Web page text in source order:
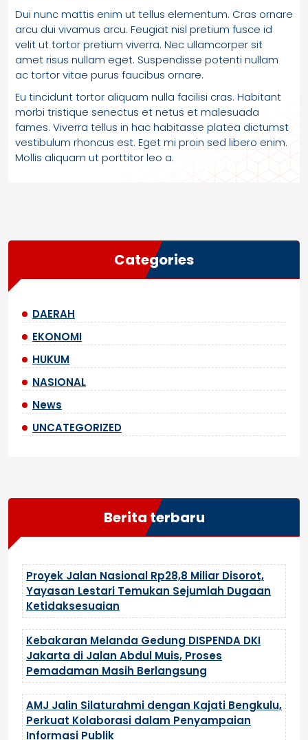
Dui nunc mattis enim ut tellus elementum. Cras ornare
arcu dui vivamus arcu. Feugiat nisl pretium fusce id
velit ut tortor pretium viverra. Nec ullamcorper sit
amet risus nullam eget. Suspendisse potenti nullam
ac tortor vitae purus faucibus ornare.
Eu tincidunt tortor aliquam nulla facilisi cras. Habitant
morbi tristique senectus et netus et malesuada
fames. Viverra tellus in hac habitasse platea dictumst
vestibulum rhoncus est. Eget mi proin sed libero enim.
Mollis aliquam ut porttitor leo a.
Categories
DAERAH
EKONOMI
HUKUM
NASIONAL
News
UNCATEGORIZED
Berita terbaru
Proyek Jalan Nasional Rp28,8 Miliar Disorot,
Yayasan Lestari Temukan Sejumlah Dugaan
Ketidaksesuaian
Kebakaran Melanda Gedung DISPENDA DKI
Jakarta di Jalan Abdul Muis, Proses
Pemadaman Masih Berlangsung
AMJ Jalin Silaturahmi dengan Kajati Bengkulu,
Perkuat Kolaborasi dalam Penyampaian
Informasi Publik